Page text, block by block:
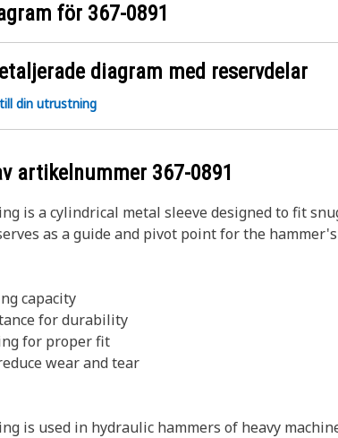
för 367-0891
diagram med reservdelar
din utrustning
artikelnummer 367-0891
is a cylindrical metal sleeve designed to fit
as a guide and pivot point for the
capacity
for durability
for proper fit
wear and tear
is used in hydraulic hammers of heavy